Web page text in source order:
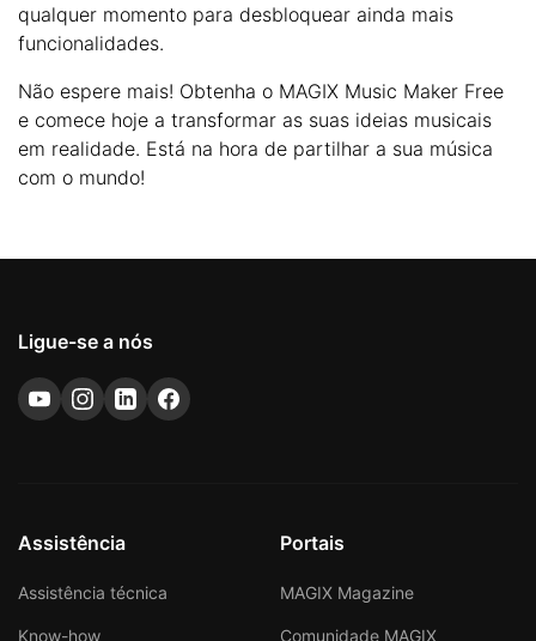
qualquer momento para desbloquear ainda mais
funcionalidades.
Não espere mais! Obtenha o MAGIX Music Maker Free
e comece hoje a transformar as suas ideias musicais
em realidade. Está na hora de partilhar a sua música
com o mundo!
Ligue-se a nós
Assistência
Assistência técnica
Know-how
Portais
MAGIX Magazine
Comunidade MAGIX